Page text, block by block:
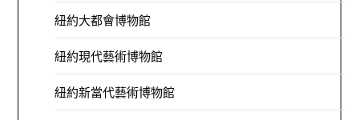
紐約大都會博物館
紐約現代藝術博物館
紐約新當代藝術博物館